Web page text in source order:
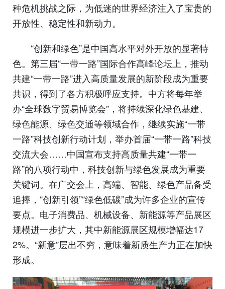
种危机挑战之际，为低迷的世界经济注入了宝贵的
开放性、稳定性和新动力。
“创新和绿色”是中国高水平对外开放的显著特
色。第三届“一带一路”国际合作高峰论坛上，推动
共建“一带一路”进入高质量发展的新阶段成为重要
共识，得到了各方积极呼应支持。中方将每年举
办“全球数字贸易博览会”，将持续深化绿色基建、
绿色能源、绿色交通等领域合作，继续实施“一带
一路”科技创新行动计划，举办首届“一带一路”科技
交流大会……中国宣布支持高质量共建“一带一
路”的八项行动中，科技创新与绿色发展成为重要
关键词。在广交会上，高端、智能、绿色产品备受
追捧，“创新引领”“绿色低碳”成为许多企业的宣传
要点。电子消费品、机械设备、新能源等产品展区
规模进一步扩大，其中新能源展区规模增幅达17
2%。“新意”层出不穷，意味着新质生产力正在加快
形成。